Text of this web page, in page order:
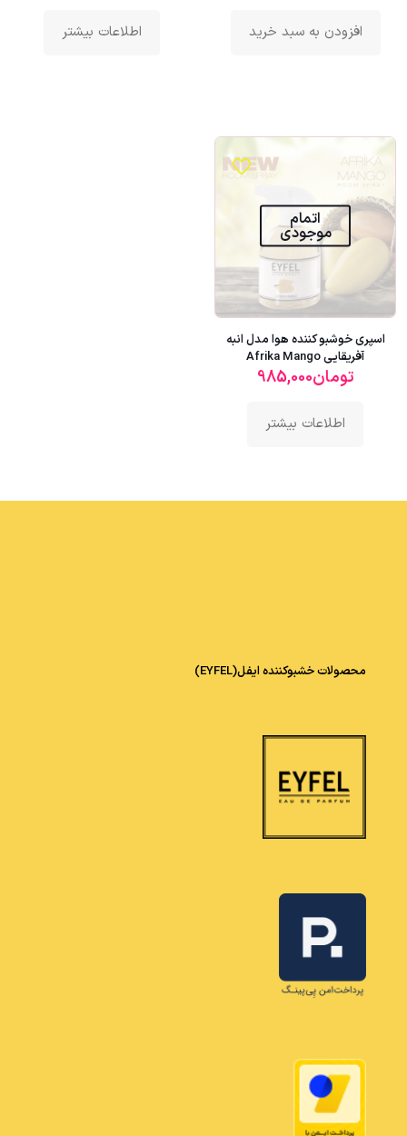
افزودن به سبد خرید اطلاعات بیشتر
اتمام
موجودی
اسپری خوشبو کننده هوا مدل انبه
آفریقایی Afrika Mango
تومان985,000
اطلاعات بیشتر
محصولات خشبوکننده ایفل(EYFEL)